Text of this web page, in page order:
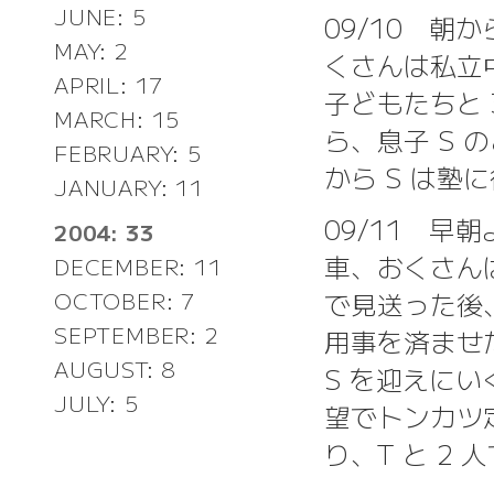
JUNE: 5
MAY: 2
APRIL: 17
MARCH: 15
FEBRUARY: 5
JANUARY: 11
2004: 33
DECEMBER: 11
OCTOBER: 7
SEPTEMBER: 2
AUGUST: 8
JULY: 5
09/10 朝か
くさんは私
子どもたち
ら、息子 S
から S は塾
09/11 早朝
車、おくさ
で見送った後
用事を済ま
S を迎えにい
望でトンカ
り、T と 2